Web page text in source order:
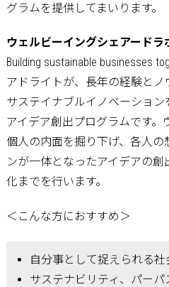
グラムを提供してまいります。
ウェルビーイングシェアードラ
Building sustainable businesses
アドライトが、長年の経験と
サステイナブルイノベーショ
アイデア創出プログラムです。
個人の内面を掘り下げ、各人の
ンが一体となったアイデアの
化までを行います。
＜こんな方におすすめ＞
自分事として捉えられる
サステナビリティ、パー